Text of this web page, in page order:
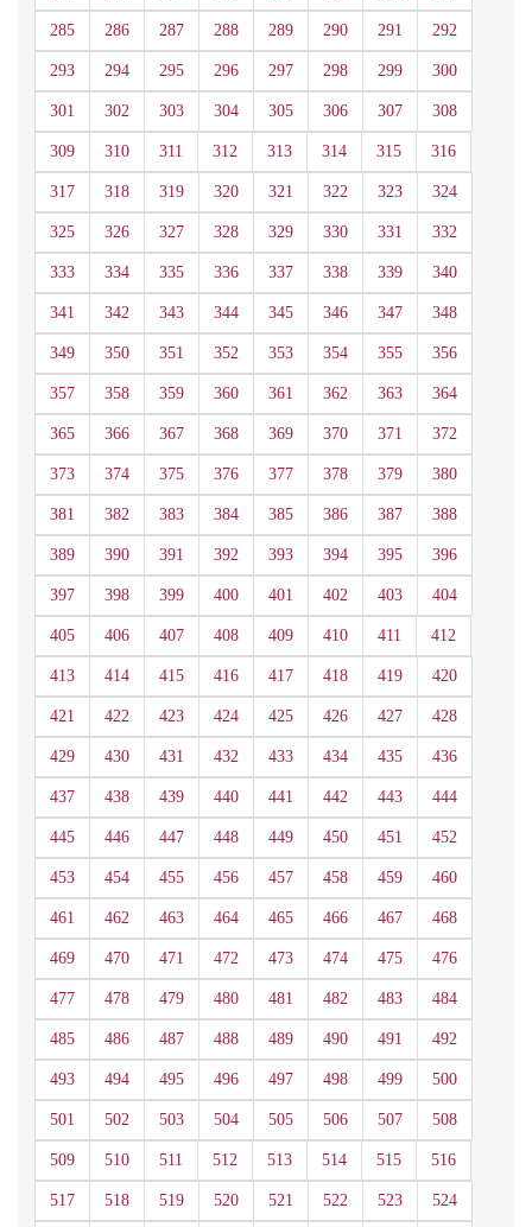
285 286 287 288 289 290 291 292
293 294 295 296 297 298 299 300
301 302 303 304 305 306 307 308
309 310 311 312 313 314 315 316
317 318 319 320 321 322 323 324
325 326 327 328 329 330 331 332
333 334 335 336 337 338 339 340
341 342 343 344 345 346 347 348
349 350 351 352 353 354 355 356
357 358 359 360 361 362 363 364
365 366 367 368 369 370 371 372
373 374 375 376 377 378 379 380
381 382 383 384 385 386 387 388
389 390 391 392 393 394 395 396
397 398 399 400 401 402 403 404
405 406 407 408 409 410 411 412
413 414 415 416 417 418 419 420
421 422 423 424 425 426 427 428
429 430 431 432 433 434 435 436
437 438 439 440 441 442 443 444
445 446 447 448 449 450 451 452
453 454 455 456 457 458 459 460
461 462 463 464 465 466 467 468
469 470 471 472 473 474 475 476
477 478 479 480 481 482 483 484
485 486 487 488 489 490 491 492
493 494 495 496 497 498 499 500
501 502 503 504 505 506 507 508
509 510 511 512 513 514 515 516
517 518 519 520 521 522 523 524